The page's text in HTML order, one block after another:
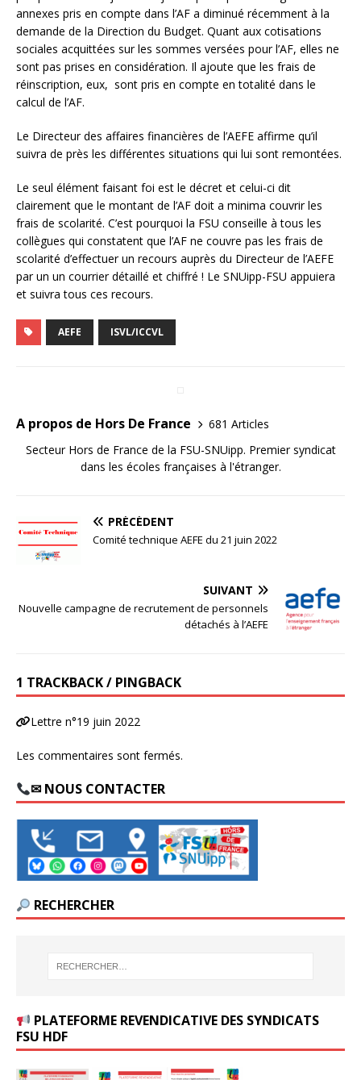
annexes pris en compte dans l’AF a diminué récemment à la
demande de la Direction du Budget. Quant aux cotisations
sociales acquittées sur les sommes versées pour l’AF, elles ne
sont pas prises en considération. Il ajoute que les frais de
réinscription, eux, sont pris en compte en totalité dans le
calcul de l’AF.
Le Directeur des affaires financières de l’AEFE affirme qu’il
suivra de près les différentes situations qui lui sont remontées.
Le seul élément faisant foi est le décret et celui-ci dit
clairement que le montant de l’AF doit a minima couvrir les
frais de scolarité. C’est pourquoi la FSU conseille à tous les
collègues qui constatent que l’AF ne couvre pas les frais de
scolarité d’effectuer un recours auprès du Directeur de l’AEFE
par un un courrier détaillé et chiffré ! Le SNUipp-FSU appuiera
et suivra tous ces recours.
AEFE ISVL/ICCVL
A propos de Hors De France
681 Articles
Secteur Hors de France de la FSU-SNUipp. Premier syndicat
dans les écoles françaises à l'étranger.
PRÉCÉDENT
Comité technique AEFE du 21 juin 2022
SUIVANT
Nouvelle campagne de recrutement de personnels
détachés à l’AEFE
1 TRACKBACK / PINGBACK
Lettre n°19 juin 2022
Les commentaires sont fermés.
✉ NOUS CONTACTER
RECHERCHER
PLATEFORME REVENDICATIVE DES SYNDICATS
FSU HDF